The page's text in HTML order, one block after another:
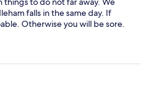
falls in the same day. If
Otherwise you will be sore.
steps! We stayed in Ti-Fey II and
there was a little more view of
so we did some cooking in
our own.